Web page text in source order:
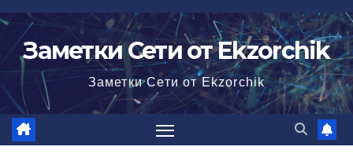
Перейти
содержимому
Заметки Сети от Ekzorchik
Заметки Сети от Ekzorchik